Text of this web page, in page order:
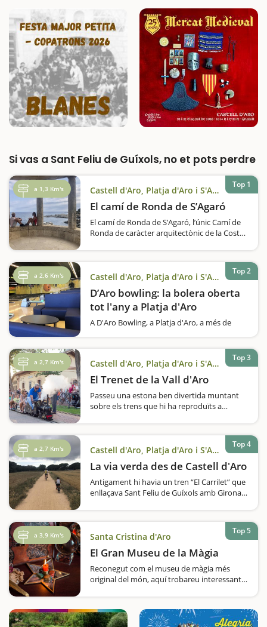
Si vas a Sant Feliu de Guíxols, no et pots perdre
a 1,3 Km's Castell d'Aro, Platja d'Aro i S'Agaró
El camí de Ronda de S’Agaró
El camí de Ronda de S’Agaró, l’únic Camí de
Ronda de caràcter arquitectònic de la Costa
Top 1
a 2,6 Km's Castell d'Aro, Platja d'Aro i S'Agaró
D’Aro bowling: la bolera oberta
tot l'any a Platja d'Aro
A D'Aro Bowling, a Platja d'Aro, a més de
nens i poden adaptar la pista. S'hi poden
celebrar aniversaris i esdeveniments
empresarials.Al Centre Comercial…
Top 2
a 2,7 Km's Castell d'Aro, Platja d'Aro i S'Agaró
El Trenet de la Vall d'Aro
Passeu una estona ben divertida muntant
sobre els trens que hi ha reproduïts a
un trenet a escala que reprodueix les
antigues màquines…
Top 3
a 2,7 Km's Castell d'Aro, Platja d'Aro i S'Agaró
La via verda des de Castell d'Aro
Antigament hi havia un tren “El Carrilet” que
enllaçava Sant Feliu de Guíxols amb Girona,
peu, un camí fàcil adequat…
Top 4
a 3,9 Km's Santa Cristina d'Aro
El Gran Museu de la Màgia
Reconegut com el museu de màgia més
original del món, aquí trobareu interessants i
trucs més increïbles?…
Top 5